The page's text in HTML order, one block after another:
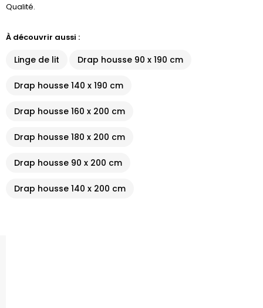
Qualité.
À découvrir aussi :
Linge de lit Drap housse 90 x 190 cm
Drap housse 140 x 190 cm
Drap housse 160 x 200 cm
Drap housse 180 x 200 cm
Drap housse 90 x 200 cm
Drap housse 140 x 200 cm